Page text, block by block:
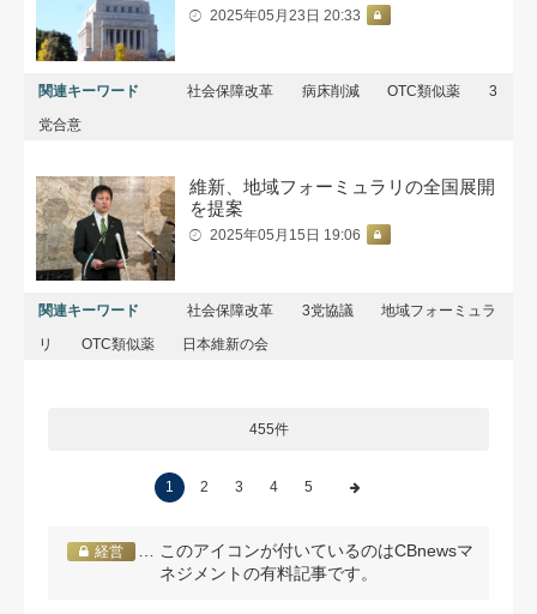
2025年05月23日 20:33
関連キーワード 社会保障改革 病床削減 ОTC類似薬
3
党合意
維新、地域フォーミュラリの全国展開
を提案
2025年05月15日 19:06
関連キーワード 社会保障改革 3党協議
地域フォーミュラ
リ
OTC類似薬 日本維新の会
455件
1 2 3 4 5
経営
… このアイコンが付いているのはCBnewsマ
ネジメントの有料記事です。